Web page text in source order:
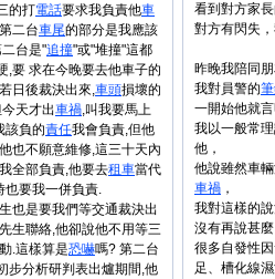
看到對方家
對方有閃失
昨晚我陪同
我對員警的
一開始他就
我以一般常
他，
他說雖然車
車禍 ，
我對這樣的
沒有再說甚
很多自發性
足、槽化線
的打電話要求我負責他車
二台車尾的部分是我應該
台是"追撞"或"堆撞"這都
,要 求在今晚要去他車子的
日後裁決出來,車頭損壞的
天才出車禍,叫我要馬上
該負的責任我會負責,但他
也不願意維修,這三十天內
全部負責,他要去租車當代
也要我一併負責.
也是要我們等交通裁決出
生聯絡,他卻說他不用等三
.這樣算是恐嚇嗎? 第二台
步分析研判表出爐期間,他